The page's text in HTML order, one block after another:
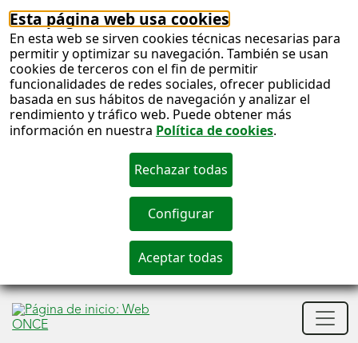
Esta página web usa cookies
En esta web se sirven cookies técnicas necesarias para
permitir y optimizar su navegación. También se usan
cookies de terceros con el fin de permitir
funcionalidades de redes sociales, ofrecer publicidad
basada en sus hábitos de navegación y analizar el
rendimiento y tráfico web. Puede obtener más
información en nuestra Política de cookies.